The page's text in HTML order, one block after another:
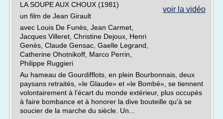
voir la vidéo
LA SOUPE AUX CHOUX (1981)
un film de Jean Girault
avec Louis De Funès, Jean Carmet,
Jacques Villeret, Christine Dejoux, Henri
Genès, Claude Gensac, Gaelle Legrand,
Catherine Ohotnikoff, Marco Perrin,
Philippe Ruggieri
Au hameau de Gourdifflots, en plein Bourbonnais, deux
paysans retraités, «le Glaude» et «le Bombé», se tiennent
volontairement à l'écart du monde extérieur, plus occupés
à faire bombance et à honorer la dive bouteille qu'à se
soucier de la marche du siècle. Un...